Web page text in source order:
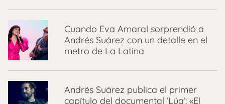
Cuando Eva Amaral sorprendió a
Andrés Suárez con un detalle en el
metro de La Latina
Andrés Suárez publica el primer
capítulo del documental ‘Lúa’: «El